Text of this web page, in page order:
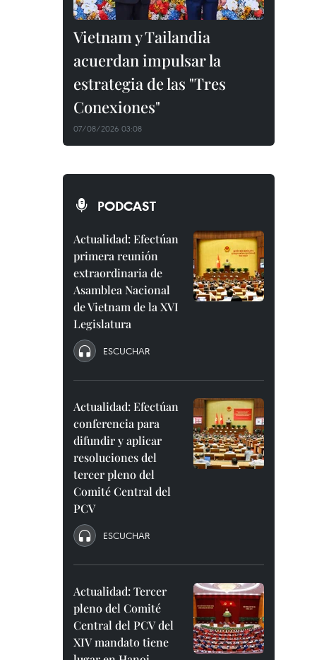
Vietnam y Tailandia
acuerdan impulsar la
estrategia de las "Tres
Conexiones"
07/08/2026 03:08
PODCAST
Actualidad: Efectúan
primera reunión
extraordinaria de
Asamblea Nacional
de Vietnam de la XVI
Legislatura
ESCUCHAR
Actualidad: Efectúan
conferencia para
difundir y aplicar
resoluciones del
tercer pleno del
Comité Central del
PCV
ESCUCHAR
Actualidad: Tercer
pleno del Comité
Central del PCV del
XIV mandato tiene